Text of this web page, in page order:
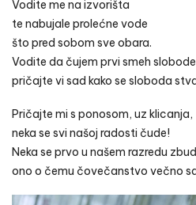
Vodite me na izvorišta
te nabujale prolećne vode
što pred sobom sve obara.
Vodite da čujem prvi smeh
pričajte vi sad kako se sloboda
Pričajte mi s ponosom, uz klicanja,
neka se svi našoj radosti čude!
Neka se prvo u našem razredu
ono o čemu čovečanstvo večno